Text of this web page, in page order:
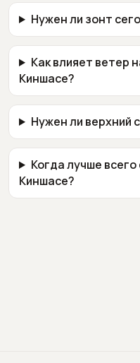
Нужен ли зонт
Как влияет ветер
Киншасе?
Нужен ли верхний
Когда лучше
Киншасе?